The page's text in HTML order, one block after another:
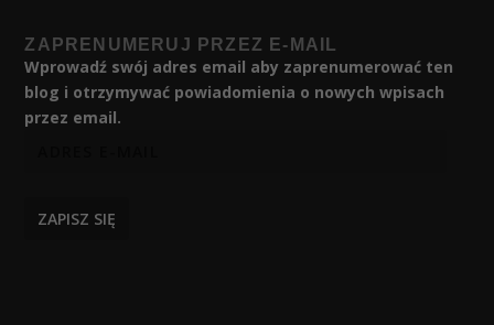
ZAPRENUMERUJ PRZEZ E-MAIL
Wprowadź swój adres email aby zaprenumerować ten
blog i otrzymywać powiadomienia o nowych wpisach
przez email.
ZAPISZ SIĘ